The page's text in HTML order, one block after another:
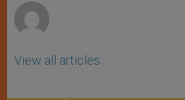
View all articles